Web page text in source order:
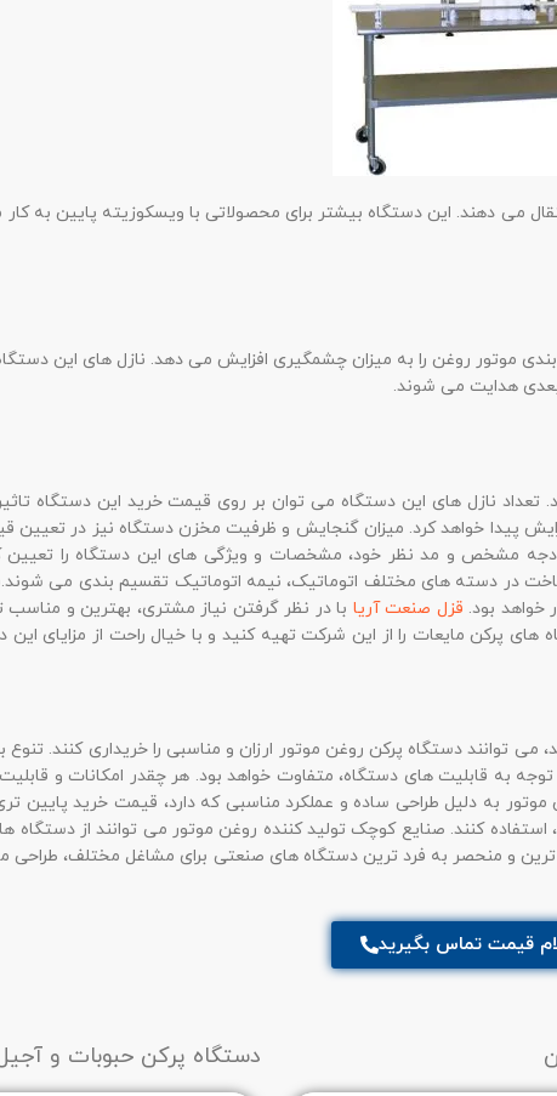
دهند. این دستگاه بیشتر برای محصولاتی با ویسکوزیته پایین به کار
روغن را به میزان چشمگیری افزایش می دهد. نازل های این دستگاه
هدایت می شوند.
نازل های این دستگاه می توان بر روی قیمت خرید این دستگاه
پیدا خواهد کرد. میزان گنجایش و ظرفیت مخزن دستگاه نیز در تعیین
مشخص و مد نظر خود، مشخصات و ویژگی های این دستگاه را
در دسته های مختلف اتوماتیک، نیمه اتوماتیک تقسیم بندی می
خواهد بود. قزل صنعت آریا با در نظر گرفتن نیاز مشتری، بهترین و
پرکن مایعات را از این شرکت تهیه کنید و با خیال راحت از مزایای
توانند دستگاه پرکن روغن موتور ارزان و مناسبی را خریداری کنند. تنوع
به قابلیت های دستگاه، متفاوت خواهد بود. هر چقدر امکانات و
به دلیل طراحی ساده و عملکرد مناسبی که دارد، قیمت خرید پایین
استفاده کنند. صنایع کوچک تولید کننده روغن موتور می توانند از
ترین و منحصر به فرد ترین دستگاه های صنعتی برای مشاغل مختلف،
قیمت تماس بگیرید
دستگاه پرکن حبوبات و